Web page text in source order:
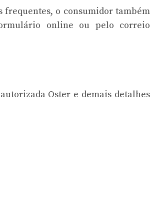
frequentes, o consumidor também
online ou pelo correio
Oster e demais detalhes